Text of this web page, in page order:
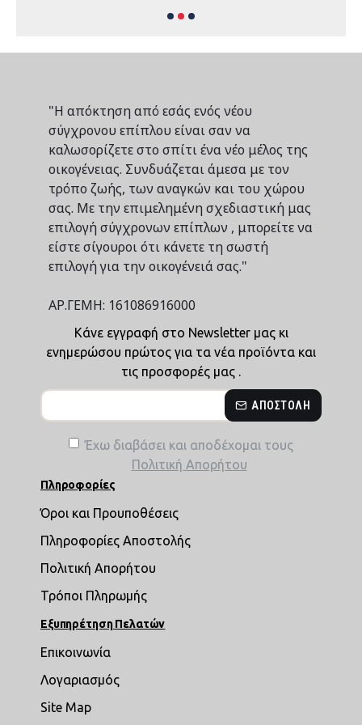
"Η απόκτηση από εσάς ενός νέου
σύγχρονου επίπλου είναι σαν να
καλωσορίζετε στο σπίτι ένα νέο μέλος της
οικογένειας. Συνδυάζεται άμεσα με τον
τρόπο ζωής, των αναγκών και του χώρου
σας. Με την επιμελημένη σχεδιαστική μας
επιλογή σύγχρονων επίπλων , μπορείτε να
είστε σίγουροι ότι κάνετε τη σωστή
επιλογή για την οικογένειά σας."
ΑΡ.ΓΕΜΗ: 161086916000
Κάνε εγγραφή στο Newsletter μας κι
ενημερώσου πρώτος για τα νέα προϊόντα και
τις προσφορές μας .
ΑΠΟΣΤΟΛΉ
Έχω διαβάσει και αποδέχομαι τους
Πολιτική Απορήτου
Πληροφορίες
Όροι και Προυποθέσεις
Πληροφορίες Αποστολής
Πολιτική Απορήτου
Τρόποι Πληρωμής
Εξυπηρέτηση Πελατών
Επικοινωνία
Λογαριασμός
Site Map